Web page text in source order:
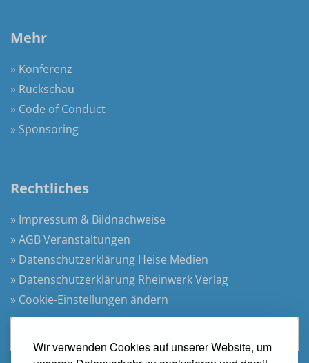
Wir verwenden Cookies auf unserer Website, um
Mehr
» Konferenz
» Rückschau
» Code of Conduct
» Sponsoring
Rechtliches
» Impressum & Bildnachweise
» AGB Veranstaltungen
» Datenschutzerklärung Heise Medien
» Datenschutzerklärung Rheinwerk Verlag
» Cookie-Einstellungen ändern